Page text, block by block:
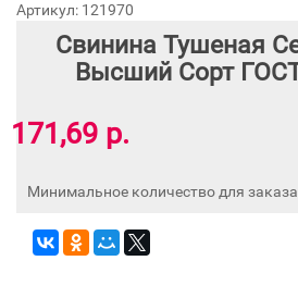
Артикул: 121970
Свинина Тушеная
Высший Сорт
171,69 р.
Минимальное количество для